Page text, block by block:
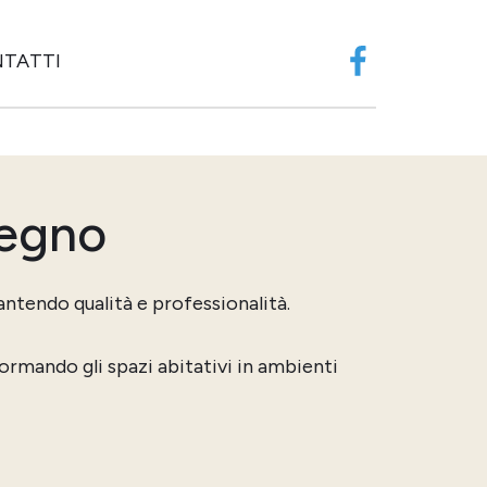
Facebook
qualità e professionalità.
gli spazi abitativi in ambienti